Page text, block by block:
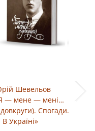
Шевельов
— мене — мені…
довкруги). Спогади.
В Україні»